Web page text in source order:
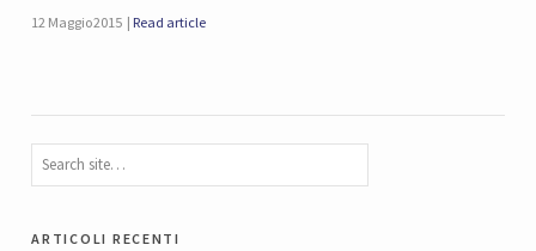
12 Maggio 2015 Read article
articoli recenti